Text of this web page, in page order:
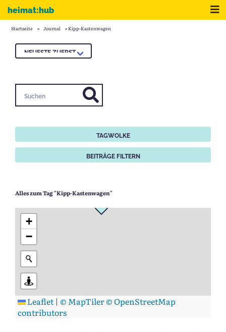
Zum Inhalt
heimat:hub
Startseite » Journal »Kipp-Kastenwagen
TAGWOLKE
BEITRÄGE FILTERN
Alles zum Tag "Kipp-Kastenwagen"
+
−
Leaflet | © MapTiler© OpenStreetMap
contributors